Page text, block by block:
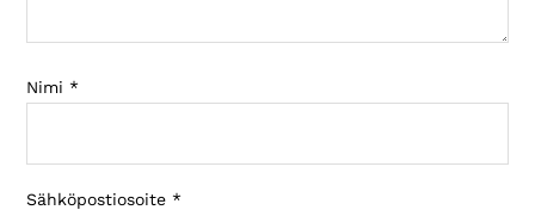
Nimi *
Sähköpostiosoite *